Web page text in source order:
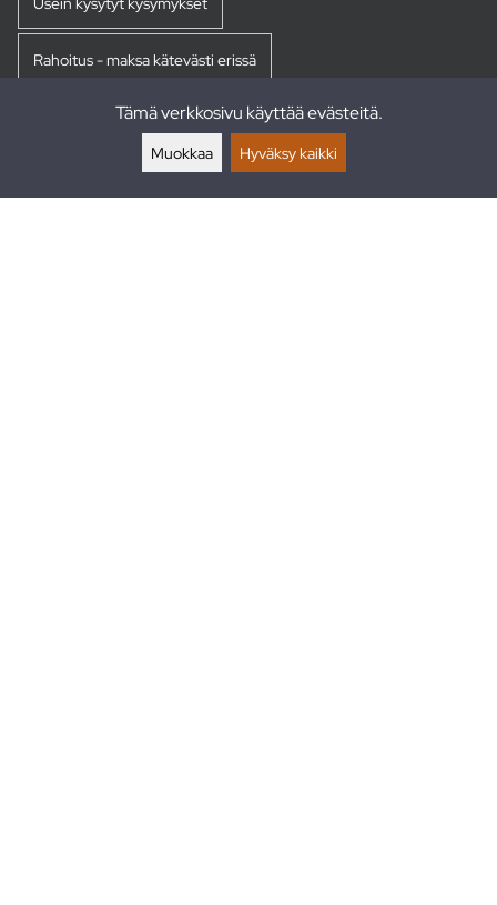
Rahoitus - maksa kätevästi erissä
Tämä verkkosivu käyttää evästeitä.
Muokkaa Hyväksy kaikki